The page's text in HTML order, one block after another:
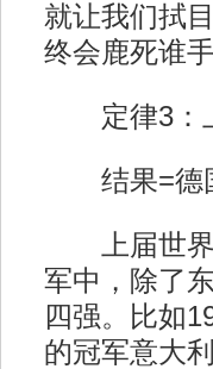
就让我们拭
终会鹿死谁
定律3：上
结果=德国
上届世界
军中，除了
四强。比如
的冠军意大